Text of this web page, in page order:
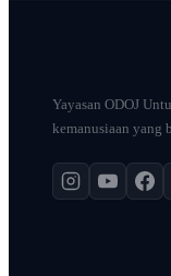
Yayasan ODOJ
kemanusiaan yang